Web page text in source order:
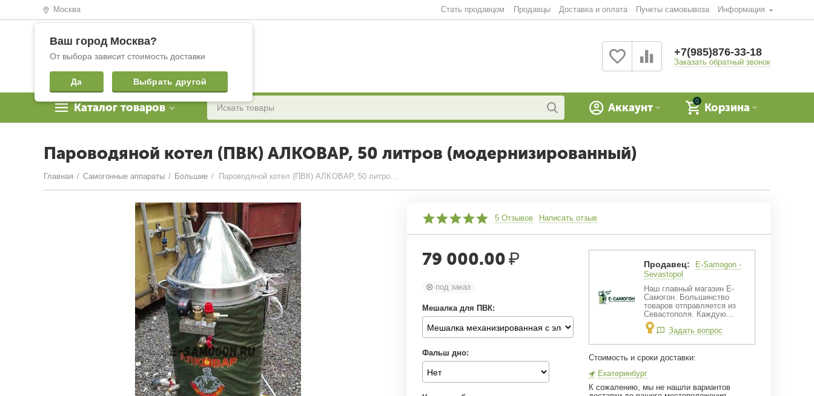
Москва
Ваш город Москва?
От выбора зависит стоимость доставки
Да Выбрать другой
Стать продавцом Продавцы Доставка и оплата Пункты самовывоза Информация
+7(985)876-33-18
Заказать обратный звонок
Каталог товаров
0
Корзина
Аккаунт
Пароводяной котел (ПВК) АЛКОВАР, 50 литров (модернизированный)
Главная / Самогонные аппараты / Большие / Пароводяной котел (ПВК) АЛКОВАР, 50 литров (модернизированный)
5 Отзывов Написать отзыв
79 000.00₽
под заказ
Мешалка для ПВК:
Фальш дно:
Продавец:
E-Samogon -
Sevastopol
Наш главный магазин Е-
Самогон. Большинство
товаров отправляется из
Севастополя. Каждую...
Задать вопрос
Стоимость и сроки доставки:
Екатеринбург
К сожалению, мы не нашли вариантов